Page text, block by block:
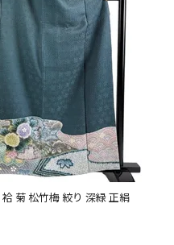
菊 松竹梅 絞り 深緑 正絹